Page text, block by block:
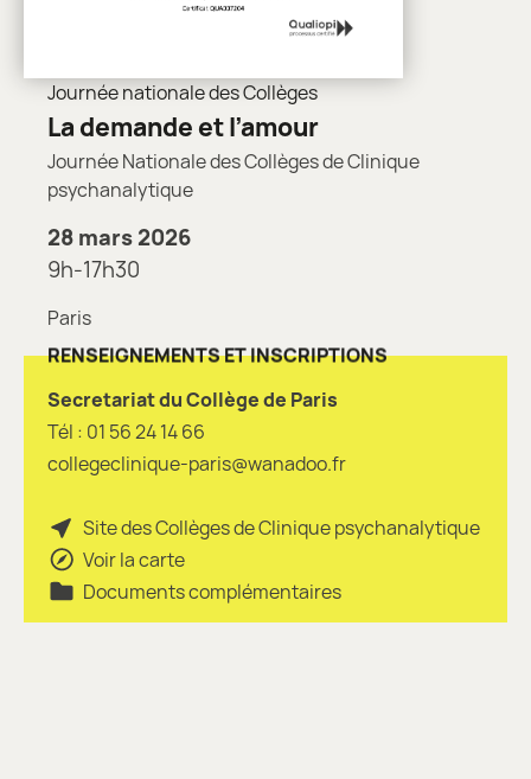
Journée nationale des Collèges
La demande et l’amour
Journée Nationale des Collèges de Clinique
psychanalytique
28 mars 2026
9h-17h30
Paris
RENSEIGNEMENTS ET INSCRIPTIONS
Secretariat du Collège de Paris
Tél : ‭01 56 24 14 66
collegeclinique-paris@wanadoo.fr
Site des Collèges de Clinique psychanalytique
Voir la carte
Documents complémentaires